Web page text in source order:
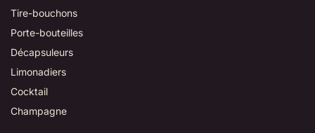
Tire-bouchons
Porte-bouteilles
Décapsuleurs
Limonadiers
Cocktail
Champagne